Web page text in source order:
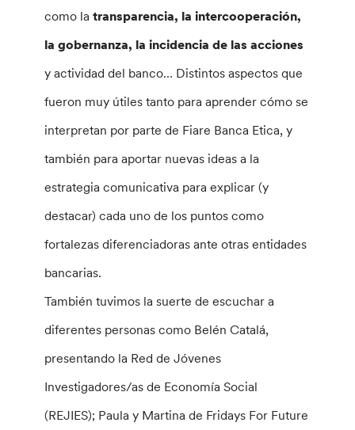
como latransparencia, la intercooperación,
la gobernanza, la incidencia de las acciones
y actividad del banco… Distintos aspectos que
fueron muy útiles tanto para aprender cómo se
interpretan por parte de Fiare Banca Etica, y
también para aportar nuevas ideas a la
estrategia comunicativa para explicar (y
destacar) cada uno de los puntos como
fortalezas diferenciadoras ante otras entidades
bancarias.
También tuvimos la suerte de escuchar a
diferentes personas como Belén Catalá,
presentando la Red de Jóvenes
Investigadores/as de Economía Social
(REJIES); Paula y Martina de Fridays For Future